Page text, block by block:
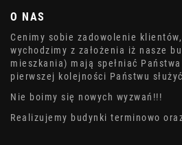
O NAS
Cenimy sobie zadowolenie
wychodzimy z założenia iż nasze
mieszkania) mają spełniać
pierwszej kolejności Państwu
Nie boimy się nowych wyzwań!!!
Realizujemy budynki terminowo